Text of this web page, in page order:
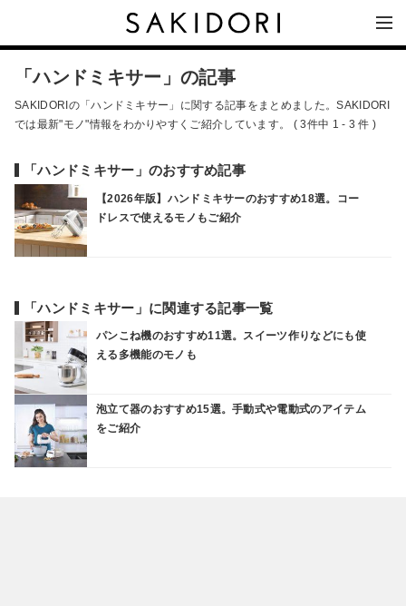
「ハンドミキサー」の記事
SAKIDORIの「ハンドミキサー」に関する記事をまとめました。SAKIDORI
では最新"モノ"情報をわかりやすくご紹介しています。 ( 3件中 1 - 3 件 )
「ハンドミキサー」のおすすめ記事
【2026年版】ハンドミキサーのおすすめ18選。コー
ドレスで使えるモノもご紹介
「ハンドミキサー」に関連する記事一覧
パンこね機のおすすめ11選。スイーツ作りなどにも使
える多機能のモノも
泡立て器のおすすめ15選。手動式や電動式のアイテム
をご紹介